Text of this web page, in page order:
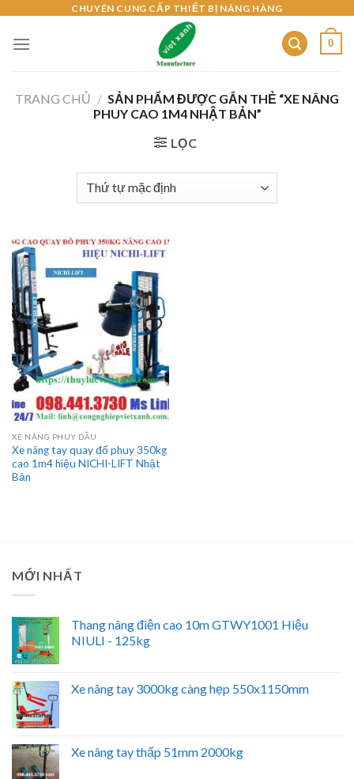
content
CHUYÊN CUNG CẤP THIẾT BỊ NÂNG HÀNG
0
TRANG CHỦ / SẢN PHẨM ĐƯỢC GẮN THẺ “XE NÂNG
PHUY CAO 1M4 NHẬT BẢN”
LỌC
XE NÂNG PHUY DẦU
Xe nâng tay quay đổ phuy 350kg
cao 1m4 hiệu NICHI-LIFT Nhật
Bản
MỚI NHẤT
Thang nâng điện cao 10m GTWY1001 Hiệu
NIULI - 125kg
Xe nâng tay 3000kg càng hẹp 550x1150mm
Xe nâng tay thấp 51mm 2000kg